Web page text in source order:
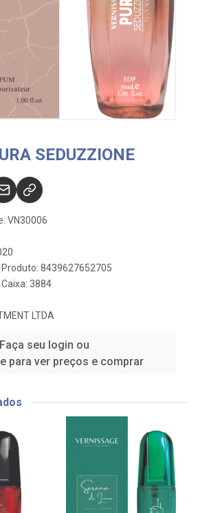
SEDUZZIONE
VN30006
8439627652705
3884
LTDA
Faça seu login ou
para ver preços e comprar